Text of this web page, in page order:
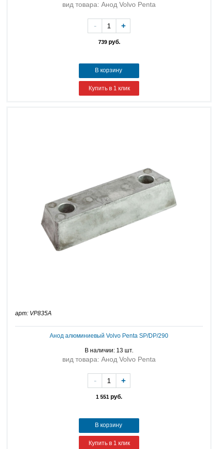
вид товара: Анод Volvo Penta
739руб.
- +
В корзину
Купить в 1 клик
арт: VP835A
Анод алюминиевый Volvo Penta SP/DP/290
В наличии: 13 шт.
вид товара: Анод Volvo Penta
1 551 руб.
- +
В корзину
Купить в 1 клик